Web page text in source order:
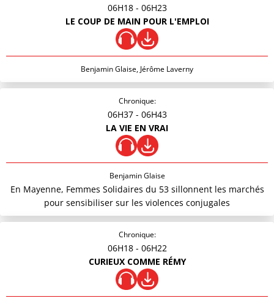
06H18 - 06H23
LE COUP DE MAIN POUR L'EMPLOI
Benjamin Glaise, Jérôme Laverny
Chronique:
06H37 - 06H43
LA VIE EN VRAI
Benjamin Glaise
En Mayenne, Femmes Solidaires du 53 sillonnent les marchés
pour sensibiliser sur les violences conjugales
Chronique:
06H18 - 06H22
CURIEUX COMME RÉMY